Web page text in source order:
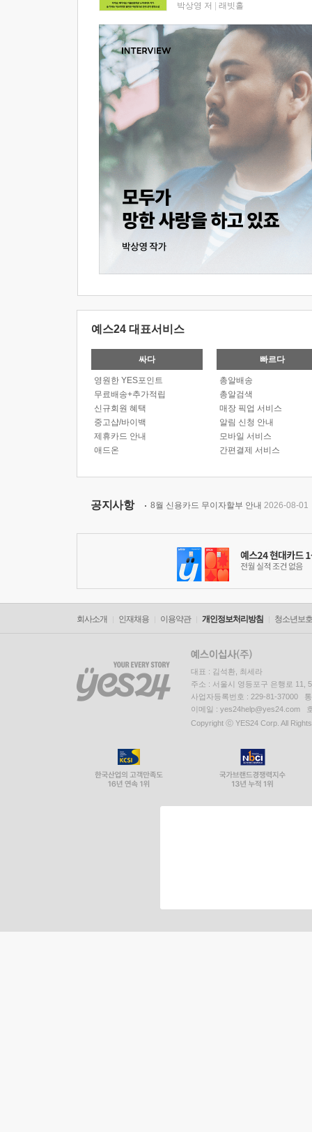
박상영 저 래빗홀
예스24 대표서비스
싸다
영원한 YES포인트
무료배송+추가적립
신규회원 혜택
중고샵/바이백
제휴카드 안내
애드온
빠르다
총알배송
총알검색
매장 픽업 서비스
알림 신청 안내
모바일 서비스
간편결제 서비스
공지사항 8월 신용카드 무이자할부 안내 2026-08-01
회사소개 인재채용 이용약관 개인정보처리방침 청소년보
대표 : 김석환, 최세라
주소 : 서울시 영등포구 은행로 11,
사업자등록번호 : 229-81-37000
이메일 : yes24help@yes24.com
Copyright ⓒ YES24 Corp. All